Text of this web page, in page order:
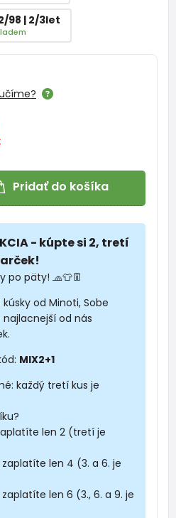
98 | 2/3let
Pridať do košíka
- kúpte si 2, tretí
po päty! 🧢👕👖
od Minoti, Sobe
od nás
MIX2+1
každý tretí kus je
len 2 (tretí je
len 4 (3. a 6. je
len 6 (3., 6. a 9. je